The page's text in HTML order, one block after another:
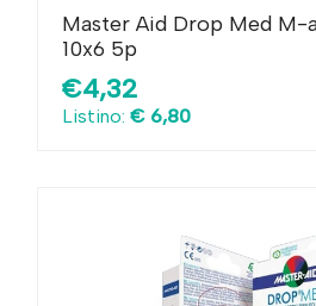
Master Aid Drop Med M-
10x6 5p
€4,32
Listino: € 6,80